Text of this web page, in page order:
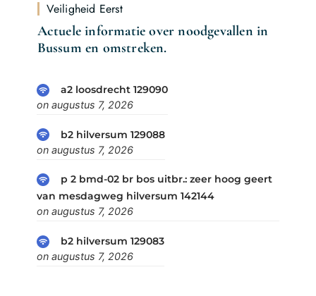
Veiligheid Eerst
Actuele informatie over noodgevallen in
Bussum en omstreken.
a2 loosdrecht 129090
on augustus 7, 2026
b2 hilversum 129088
on augustus 7, 2026
p 2 bmd-02 br bos uitbr.: zeer hoog geert
van mesdagweg hilversum 142144
on augustus 7, 2026
b2 hilversum 129083
on augustus 7, 2026